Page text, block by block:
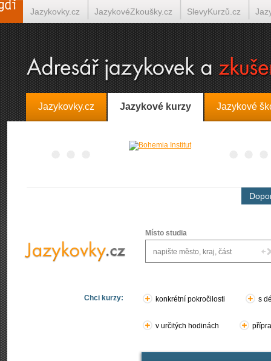
Jazykovky.cz Jazykové kurzy Jazykové
Místo studia
Chci kurzy: konkrétní pokročilosti s
v určitých hodinách
Jazykovky.cz JazykovéZkoušky.cz SlevyKurzů.cz
Španělština on-line Italština on-line Tlumočení-